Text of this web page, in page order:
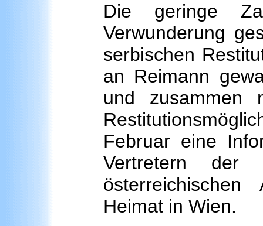
Die geringe
Verwunderung
serbischen
an Reimann
und zusammen
Februar eine
Vertretern der
Heimat in Wien.